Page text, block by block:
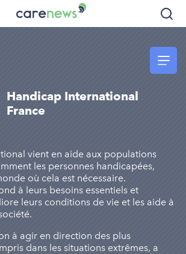
Carenews,
Le
l'engagement
Handicap International
France
vient en aide aux populations
les personnes handicapées,
où cela est nécessaire.
à leurs besoins essentiels et
leurs conditions de vie et les aide à
à agir en direction des plus
dans les situations extrêmes, a